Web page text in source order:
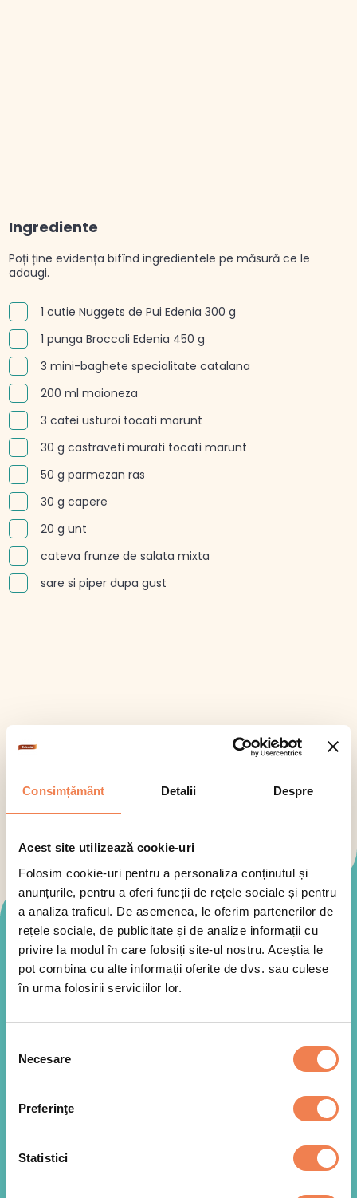
Consimțământ Detalii Despre
Acest site utilizează cookie-uri
Folosim cookie-uri pentru a personaliza conținutul și
anunțurile, pentru a oferi funcții de rețele sociale și pentru
a analiza traficul. De asemenea, le oferim partenerilor de
rețele sociale, de publicitate și de analize informații cu
privire la modul în care folosiți site-ul nostru. Aceștia le
pot combina cu alte informații oferite de dvs. sau culese
în urma folosirii serviciilor lor.
consimțământului
Necesare
Preferinţe
Statistici
Ingrediente
Poți ține evidența bifînd ingredientele pe măsură ce le
adaugi.
1 cutie Nuggets de Pui Edenia 300 g
1 punga Broccoli Edenia 450 g
3 mini-baghete specialitate catalana
200 ml maioneza
3 catei usturoi tocati marunt
30 g castraveti murati tocati marunt
50 g parmezan ras
30 g capere
20 g unt
cateva frunze de salata mixta
sare si piper dupa gust
Mod de preparare
intr-o tava, pe hartie de copt. Introducem tava in